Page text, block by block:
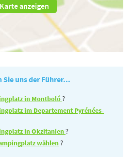
Karte anzeigen
Sie uns der Führer...
in Montboló?
im Departement Pyrénées-
in Okzitanien?
wählen?